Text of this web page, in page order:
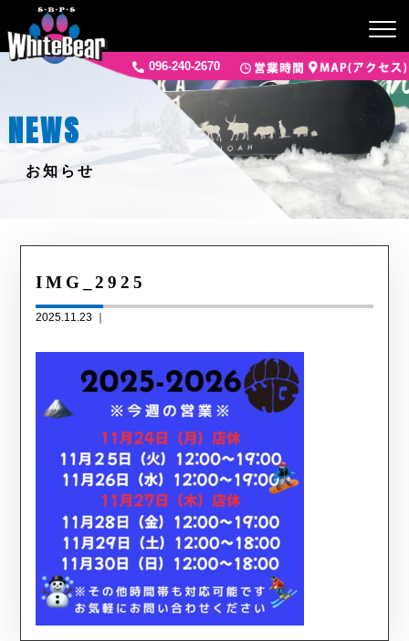
096-240-2670
NEWS
お知らせ
IMG_2925
2025.11.23 ｜